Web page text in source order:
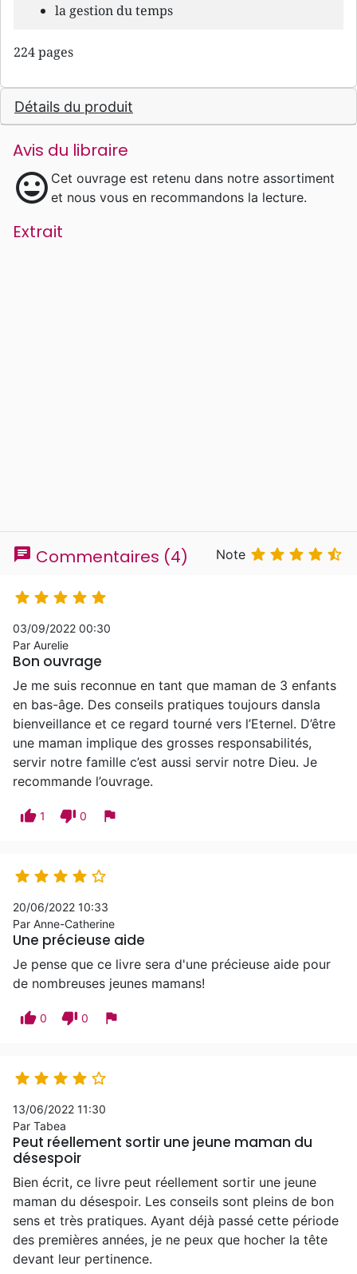
la gestion du temps
224 pages
Détails du produit
Avis du libraire
mood Cet ouvrage est retenu dans notre assortiment
et nous vous en recommandons la lecture.
Extrait
chat Commentaires (4) Note     
    
03/09/2022 00:30
Par Aurelie
Bon ouvrage
Je me suis reconnue en tant que maman de 3 enfants
en bas-âge. Des conseils pratiques toujours dansla
bienveillance et ce regard tourné vers l’Eternel. D’être
une maman implique des grosses responsabilités,
servir notre famille c’est aussi servir notre Dieu. Je
recommande l’ouvrage.
thumb_up 1 thumb_down 0 flag
    
20/06/2022 10:33
Par Anne-Catherine
Une précieuse aide
Je pense que ce livre sera d'une précieuse aide pour
de nombreuses jeunes mamans!
thumb_up 0 thumb_down 0 flag
    
13/06/2022 11:30
Par Tabea
Peut réellement sortir une jeune maman du
désespoir
Bien écrit, ce livre peut réellement sortir une jeune
maman du désespoir. Les conseils sont pleins de bon
sens et très pratiques. Ayant déjà passé cette période
des premières années, je ne peux que hocher la tête
devant leur pertinence.